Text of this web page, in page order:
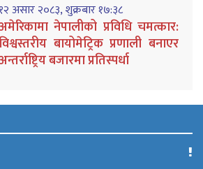
असार २०८३, शुक्रबार १७:३८
नेपालीको प्रविधि चमत्कार:
बायोमेट्रिक प्रणाली बनाएर
बजारमा प्रतिस्पर्धा